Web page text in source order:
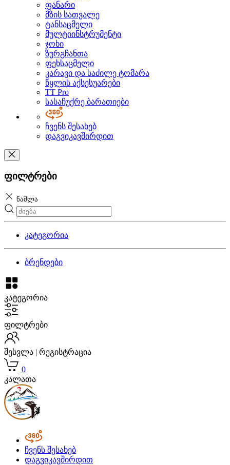
ფანარი
მზის სათვალე
ტანსაცმელი
მულტიინსტრუმენტი
ჯოხი
ზურგჩანთა
ფეხსაცმელი
კარავი და საძილე ტომარა
წყლის აქსესუარები
TT Pro
სასაჩუქრე ბარათიები
ჩვენს შესახებ
დაგვიკავშირდით
ფილტრები
წაშლა
კატეგორია
ბრენდები
კატეგორია
ფილტრები
შესვლა | რეგისტრაცია
0
კალათა
ჩვენს შესახებ
დაგვიკავშირდით